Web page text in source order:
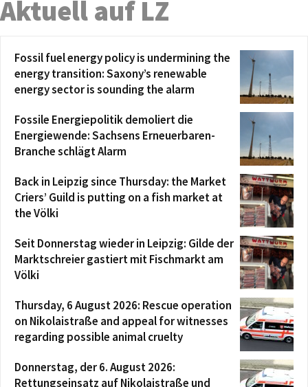
Aktuell auf LZ
Fossil fuel energy policy is undermining the
energy transition: Saxony’s renewable
energy sector is sounding the alarm
Fossile Energiepolitik demoliert die
Energiewende: Sachsens Erneuerbaren-
Branche schlägt Alarm
Back in Leipzig since Thursday: the Market
Criers’ Guild is putting on a fish market at
the Völki
Seit Donnerstag wieder in Leipzig: Gilde der
Marktschreier gastiert mit Fischmarkt am
Völki
Thursday, 6 August 2026: Rescue operation
on Nikolaistraße and appeal for witnesses
regarding possible animal cruelty
Donnerstag, der 6. August 2026:
Rettungseinsatz auf Nikolaistraße und